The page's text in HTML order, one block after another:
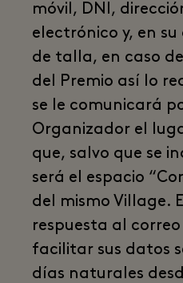
móvil, DNI,
electrónico y, en
de talla, en caso
del Premio así lo
se le comunicará
Organizador el
que, salvo que se
será el espacio
del mismo Village.
respuesta al
facilitar sus datos
días naturales